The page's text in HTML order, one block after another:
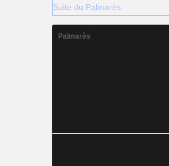
Suite du Palmarès
Palmarès